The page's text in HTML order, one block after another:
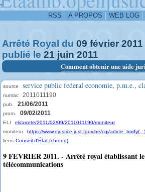
-
RSS A PROPOS WEB LOG
Arrêté Royal du 09 février 2011
publié le 21 juin 2011
Comment obtenir une aide
source service public federal economie, p.m.e.,
numac 2011011190
pub. 21/06/2011
prom. 09/02/2011
ELI
eli/arrete/2011/02/09/2011011190/moniteur
moniteur
https://www.ejustice.just.fgov.be/cgi/article_body(...)
liens Conseil d'État (chrono)
9 FEVRIER 2011. - Arrêté royal établissant
télécommunications